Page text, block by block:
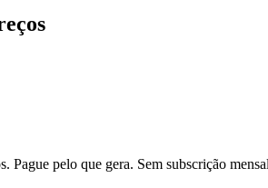
Pague pelo que gera. Sem subscrição